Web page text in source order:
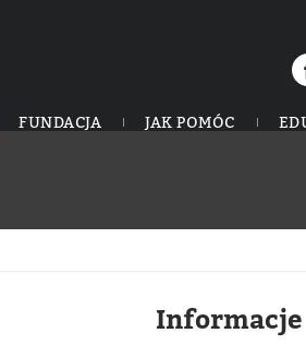
FUNDACJA JAK POMÓC
Informacje